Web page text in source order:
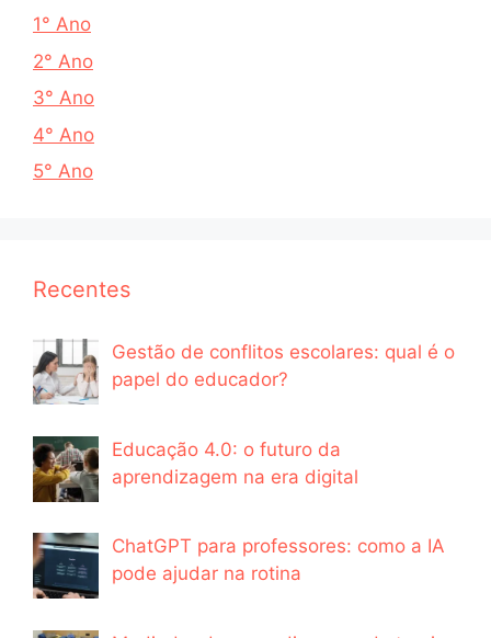
1° Ano
2° Ano
3° Ano
4° Ano
5° Ano
Recentes
Gestão de conflitos escolares: qual é o
papel do educador?
Educação 4.0: o futuro da
aprendizagem na era digital
ChatGPT para professores: como a IA
pode ajudar na rotina